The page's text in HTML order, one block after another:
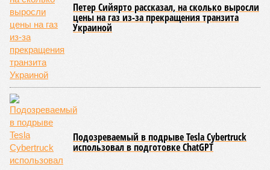
Петер Сийярто рассказал, на сколько выросли
цены на газ из-за прекращения транзита
Украиной
Подозреваемый в подрыве Tesla Cybertruck
использовал в подготовке ChatGPT